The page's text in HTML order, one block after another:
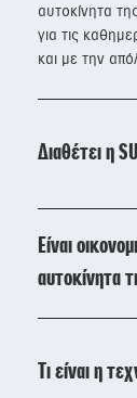
αυτοκίνητα
για τις
και με την
Διαθέτει η
Είναι
αυτοκίνητα
Τι είναι η